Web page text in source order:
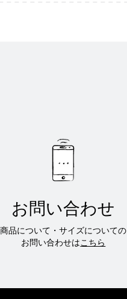
お問い合わせ
商品について・サイズについての
お問い合わせはこちら